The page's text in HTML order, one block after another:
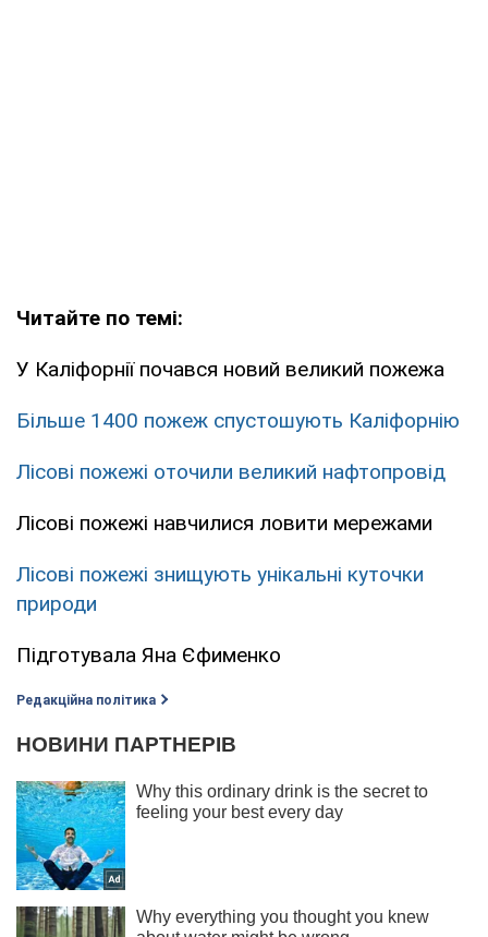
Читайте по темі:
У Каліфорнії почався новий великий пожежа
Більше 1400 пожеж спустошують Каліфорнію
Лісові пожежі оточили великий нафтопровід
Лісові пожежі навчилися ловити мережами
Лісові пожежі знищують унікальні куточки
природи
Підготувала Яна Єфименко
Редакційна політика